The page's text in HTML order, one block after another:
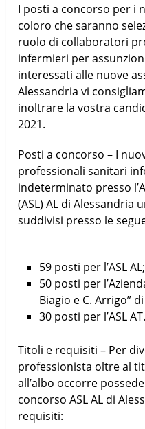
I posti a concorso per i
coloro che saranno
ruolo di collaboratori
infermieri per
interessati alle nuove
Alessandria vi
inoltrare la vostra
2021.
Posti a concorso – I
professionali sanitari
indeterminato presso
(ASL) AL di Alessandria
suddivisi presso le
59 posti per l’ASL AL;
50 posti per
Biagio e C. Arrigo”
30 posti per l’ASL AT.
Titoli e requisiti – Per
professionista oltre al
all’albo occorre
concorso ASL AL di
requisiti: